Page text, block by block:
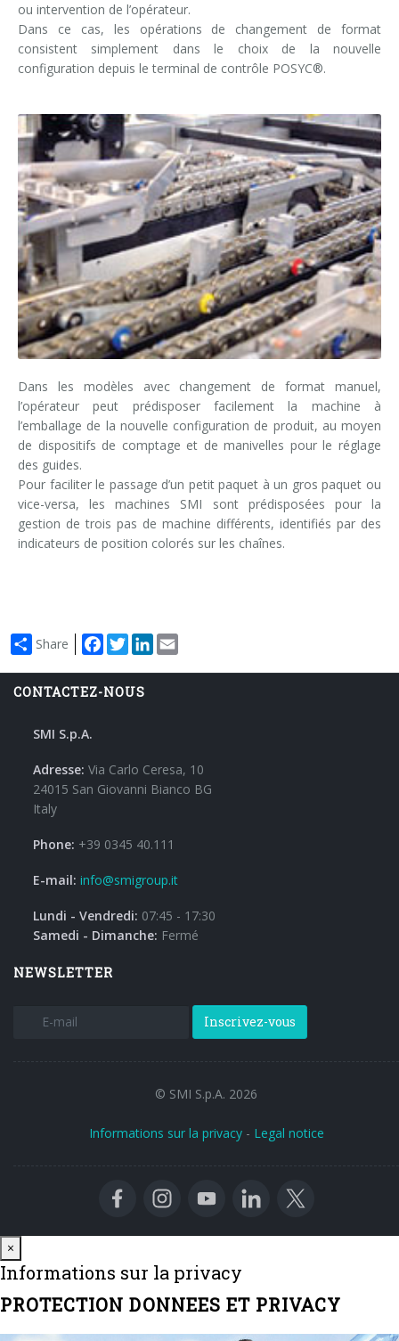
ou intervention de l’opérateur.
Dans ce cas, les opérations de changement de format
consistent simplement dans le choix de la nouvelle
configuration depuis le terminal de contrôle POSYC®.
Dans les modèles avec changement de format manuel,
l’opérateur peut prédisposer facilement la machine à
l’emballage de la nouvelle configuration de produit, au moyen
de dispositifs de comptage et de manivelles pour le réglage
des guides.
Pour faciliter le passage d’un petit paquet à un gros paquet ou
vice-versa, les machines SMI sont prédisposées pour la
gestion de trois pas de machine différents, identifiés par des
indicateurs de position colorés sur les chaînes.
Share Facebook
TwitterLinkedIn
CONTACTEZ-NOUS
SMI S.p.A.
Adresse: Via Carlo Ceresa, 10
24015 San Giovanni Bianco BG
Italy
Phone: +39 0345 40.111
E-mail: info@smigroup.it
Lundi - Vendredi: 07:45 - 17:30
Samedi - Dimanche: Fermé
NEWSLETTER
Inscrivez-vous
© SMI S.p.A. 2026
Informations sur la privacy- Legal notice
×
Informations sur la privacy
PROTECTION DONNEES ET PRIVACY